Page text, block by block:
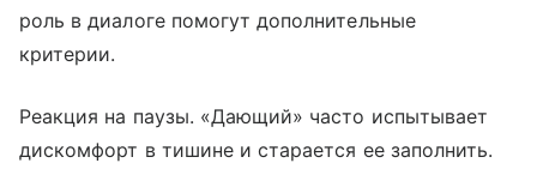
роль в диалоге помогут дополнительные
критерии.
Реакция на паузы. «Дающий» часто испытывает
дискомфорт в тишине и старается ее заполнить.